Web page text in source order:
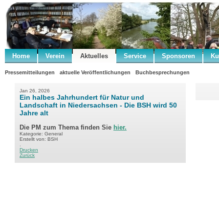
Home Verein Aktuelles Service Sponsoren
Pressemitteilungen aktuelle Veröffentlichungen Buchbesprechungen
Jan 26, 2026
Ein halbes Jahrhundert für Natur und
Landschaft in Niedersachsen - Die BSH wird 50
Jahre alt
Die PM zum Thema finden Sie hier.
Kategorie: General
Erstellt von: BSH
Drucken
Zurück